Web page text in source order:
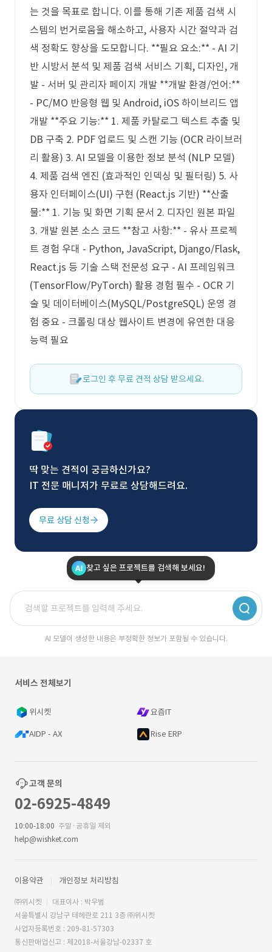
는 것을 목표로 합니다. 이를 통해 기존 제품 검색 시
스템의 번거로움을 해소하고, 사용자 시간 절약과 검
색 정확도 향상을 도모합니다. **필요 요소:** - AI 기
반 시방서 분석 및 제품 검색 서비스 기획, 디자인, 개
발 - 서버 및 관리자 페이지 개발 **개발 환경/언어:**
- PC/MO 반응형 웹 및 Android, iOS 하이브리드 앱
개발 **주요 기능:** 1. 제품 카탈로그 텍스트 추출 및
DB 구축 2. PDF 업로드 및 스캔 기능 (OCR 라이브러
리 활용) 3. AI 모델을 이용한 정보 분석 (NLP 모델)
4. 제품 검색 엔진 (효과적인 인덱싱 및 필터링) 5. 사
용자 인터페이스(UI) 구현 (React.js 기반) **산출
물:** 1. 기능 및 화면 기획 문서 2. 디자인 원본 파일
3. 개발 원본 소스 코드 **참고 사항:** - 유사 프로젝
트 경험 우대 - Python, JavaScript, Django/Flask,
React.js 등 기술 스택 전문성 요구 - AI 프레임워크
(TensorFlow/PyTorch) 활용 경험 필수 - OCR 기
술 및 데이터베이스(MySQL/PostgreSQL) 운영 경
험 중요 - 크롤링 대상 웹사이트 변경에 유연한 대응
능력 필요
로그인 후 무료 견적 상담 받으세요.
딱 맞는 견적이 궁금하신가요?
IT 전문 매니저가 무료로 상담해드려요.
무료 상담 신청
찾고 싶은 프로젝트를 검색해 보세요!
AI 모델이 생성한 내용은 부정확한 정보가 포함될 수 있습니다.
서비스 전체보기
위시켓 요즘IT
AIDP - AX Rise ERP
고객 문의
02-6925-4849
10:00-18:00 주말·공휴일 제외
help@wishket.com
이용약관 개인정보 처리방침
㈜위시켓
대표이사 : 박우범
서울특별시 강남구 테헤란로 211 3층 ㈜위시켓
사업자등록번호 : 209-81-57303
통신판매업신고 : 제2018-서울강남-02337 호